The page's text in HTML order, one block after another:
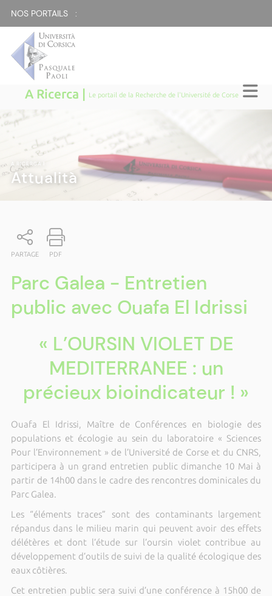
NOS PORTAILS :
A Ricerca | Le portail de la Recherche de l'Université de Corse
A RICERCA
Attualità
PARTAGE PDF
Parc Galea - Entretien
public avec Ouafa El Idrissi
« L’OURSIN VIOLET DE
MEDITERRANEE : un
précieux bioindicateur ! »
Ouafa El Idrissi, Maître de Conférences en biologie des
populations et écologie au sein du laboratoire « Sciences
Pour l’Environnement » de l’Université de Corse et du CNRS,
participera à un grand entretien public dimanche 10 Mai à
partir de 14h00 dans le cadre des rencontres dominicales du
Parc Galea.
Les “éléments traces” sont des contaminants largement
répandus dans le milieu marin qui peuvent avoir des effets
délétères et dont l’étude sur l’oursin violet contribue au
développement d’outils de suivi de la qualité écologique des
eaux côtières.
Cet entretien public sera suivi d’une conférence à 15h00 de